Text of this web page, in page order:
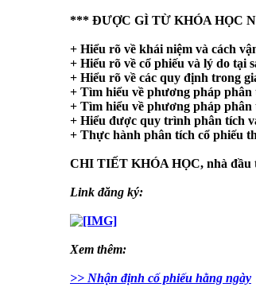
*** ĐƯỢC GÌ TỪ KHÓA HỌC
+ Hiểu rõ về khái niệm và cách
+ Hiểu rõ về cổ phiếu và lý do tại
+ Hiểu rõ về các quy định trong
+ Tìm hiểu về phương pháp
+ Tìm hiểu về phương pháp
+ Hiểu được quy trình phân tích
+ Thực hành phân tích cổ phiếu
CHI TIẾT KHÓA HỌC, nhà đầu
Link đăng ký:
Xem thêm:
>> Nhận định cố phiếu hằng ngày